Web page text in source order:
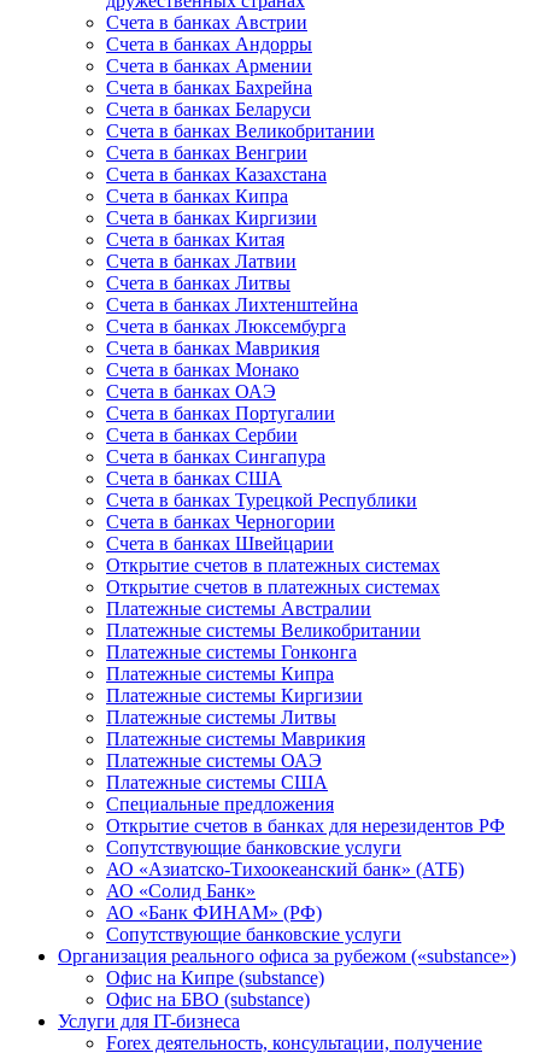
Счета в банках Австрии
Счета в банках Андорры
Счета в банках Армении
Счета в банках Бахрейна
Счета в банках Беларуси
Счета в банках Великобритании
Счета в банках Венгрии
Счета в банках Казахстана
Счета в банках Кипра
Счета в банках Киргизии
Счета в банках Китая
Счета в банках Латвии
Счета в банках Литвы
Счета в банках Лихтенштейна
Счета в банках Люксембурга
Счета в банках Маврикия
Счета в банках Монако
Счета в банках ОАЭ
Счета в банках Португалии
Счета в банках Сербии
Счета в банках Сингапура
Счета в банках США
Счета в банках Турецкой Республики
Счета в банках Черногории
Счета в банках Швейцарии
Открытие счетов в платежных системах
Открытие счетов в платежных системах
Платежные системы Австралии
Платежные системы Великобритании
Платежные системы Гонконга
Платежные системы Кипра
Платежные системы Киргизии
Платежные системы Литвы
Платежные системы Маврикия
Платежные системы ОАЭ
Платежные системы США
Специальные предложения
Открытие счетов в банках для нерезидентов РФ
Сопутствующие банковские услуги
АО «Азиатско-Тихоокеанский банк» (АТБ)
АО «Солид Банк»
АО «Банк ФИНАМ» (РФ)
Сопутствующие банковские услуги
Организация реального офиса за рубежом («substance»)
Офис на Кипре (substance)
Офис на БВО (substance)
Услуги для IT-бизнеса
Forex деятельность, консультации, получение